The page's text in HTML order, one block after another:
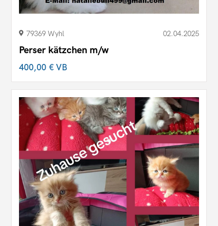
79369 Wyhl 02.04.2025
Perser kätzchen m/w
400,00 €VB